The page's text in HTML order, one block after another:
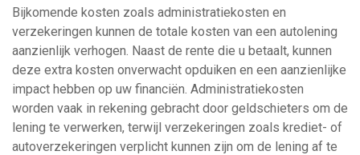
Bijkomende kosten zoals administratiekosten en
verzekeringen kunnen de totale kosten van een autolening
aanzienlijk verhogen. Naast de rente die u betaalt, kunnen
deze extra kosten onverwacht opduiken en een aanzienlijke
impact hebben op uw financiën. Administratiekosten
worden vaak in rekening gebracht door geldschieters om de
lening te verwerken, terwijl verzekeringen zoals krediet- of
autoverzekeringen verplicht kunnen zijn om de lening af te